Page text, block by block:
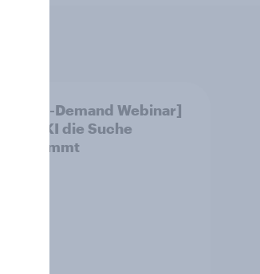
[DE On-Demand Webinar]
Wenn KI die Suche
übernimmt